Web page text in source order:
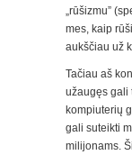
„rūšizmu”
mes, kaip
aukščiau už
Tačiau aš
užaugęs gali
kompiuterių
gali suteikti
milijonams.